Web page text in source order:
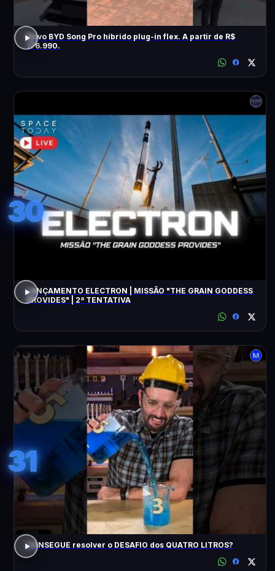
Novo BYD Song Pro híbrido plug-in flex. A partir de R$
176.990.
30
LANÇAMENTO ELECTRON | MISSÃO "THE GRAIN GODDESS
PROVIDES" | 2ª TENTATIVA
31
CONSEGUE resolver o DESAFIO dos QUATRO LITROS?